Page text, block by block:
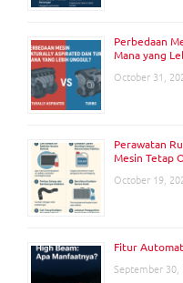
Perbedaan
Mana yang
October 31,
Perawatan
Mesin Tetap
October 19,
Fitur
September 30,